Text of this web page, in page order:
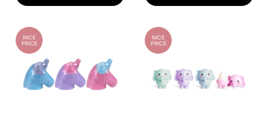
NICE
PRICE
NICE
PRICE